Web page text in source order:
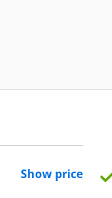
Show price